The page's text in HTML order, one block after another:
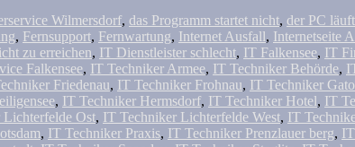
Wilmersdorf, das Programm startet nicht, der PC
, Fernsupport, Fernwartung, Internet Ausfall, Internetseite
zu erreichen, IT Dienstleister schlecht, IT Falkensee, IT
Falkensee, IT Techniker Armee, IT Techniker Behörde,
Friedenau, IT Techniker Frohnau, IT Techniker
, IT Techniker Hermsdorf, IT Techniker Hotel, IT
Ost, IT Techniker Lichterfelde West, IT
, IT Techniker Praxis, IT Techniker Prenzlauer berg,